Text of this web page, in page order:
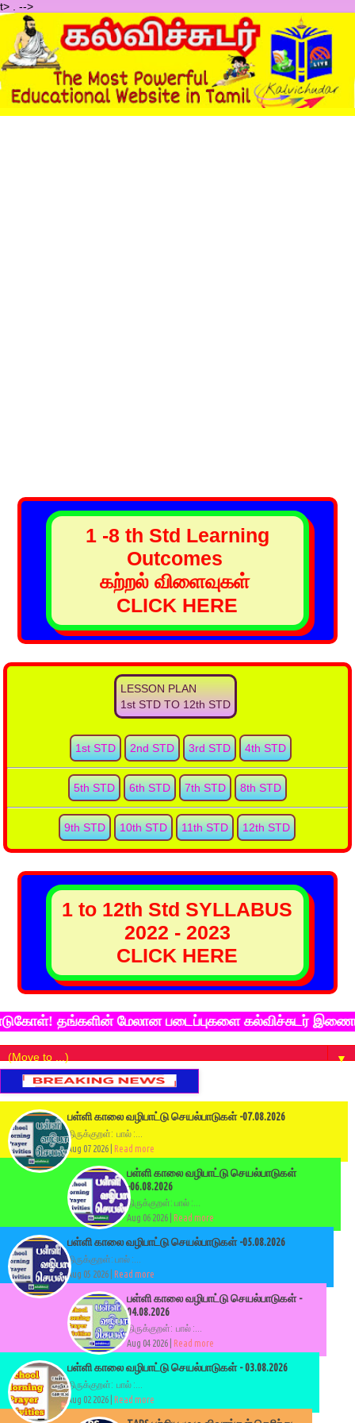
t> -->
1 -8 th Std Learning
Outcomes
கற்றல் விளைவுகள்
CLICK HERE
LESSON PLAN
1st STD TO 12th STD
1st STD 2nd STD 3rd STD 4th STD
5th STD 6th STD 7th STD 8th STD
9th STD 10th STD 11th STD 12th STD
1 to 12th Std SYLLABUS
2022 - 2023
CLICK HERE
தங்களின் மேலான படைப்புகளை கல்விச்சுடர் இணைய
▼
பள்ளி காலை வழிபாட்டு செயல்பாடுகள் -07.08.2026
திருக்குறள்: பால் :...
Aug 07 2026 |
Read more
பள்ளி காலை வழிபாட்டு செயல்பாடுகள்
-06.08.2026
திருக்குறள்: பால் :...
Aug 06 2026 | Read more
பள்ளி காலை வழிபாட்டு செயல்பாடுகள் -05.08.2026
திருக்குறள்: பால் :...
Aug 05 2026 | Read more
பள்ளி காலை வழிபாட்டு செயல்பாடுகள் -
04.08.2026
திருக்குறள்: பால் :...
Aug 04 2026 |
Read more
பள்ளி காலை வழிபாட்டு செயல்பாடுகள் - 03.08.2026
திருக்குறள்: பால் :...
Aug 02 2026 | Read more